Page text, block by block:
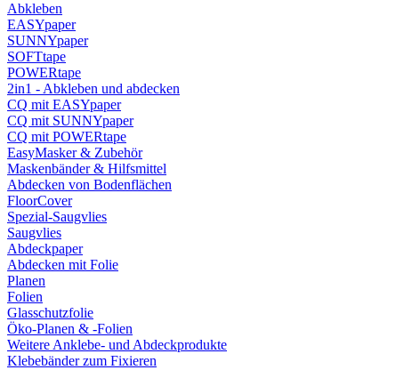
Abkleben
EASYpaper
SUNNYpaper
SOFTtape
POWERtape
2in1 - Abkleben und abdecken
CQ mit EASYpaper
CQ mit SUNNYpaper
CQ mit POWERtape
EasyMasker & Zubehör
Maskenbänder & Hilfsmittel
Abdecken von Bodenflächen
FloorCover
Spezial-Saugvlies
Saugvlies
Abdeckpaper
Abdecken mit Folie
Planen
Folien
Glasschutzfolie
Öko-Planen & -Folien
Weitere Anklebe- und Abdeckprodukte
Klebebänder zum Fixieren